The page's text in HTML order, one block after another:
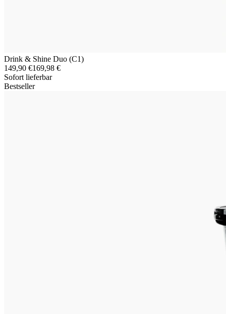
Drink & Shine Duo (C1)
149,90 €169,98 €
Sofort lieferbar
Bestseller